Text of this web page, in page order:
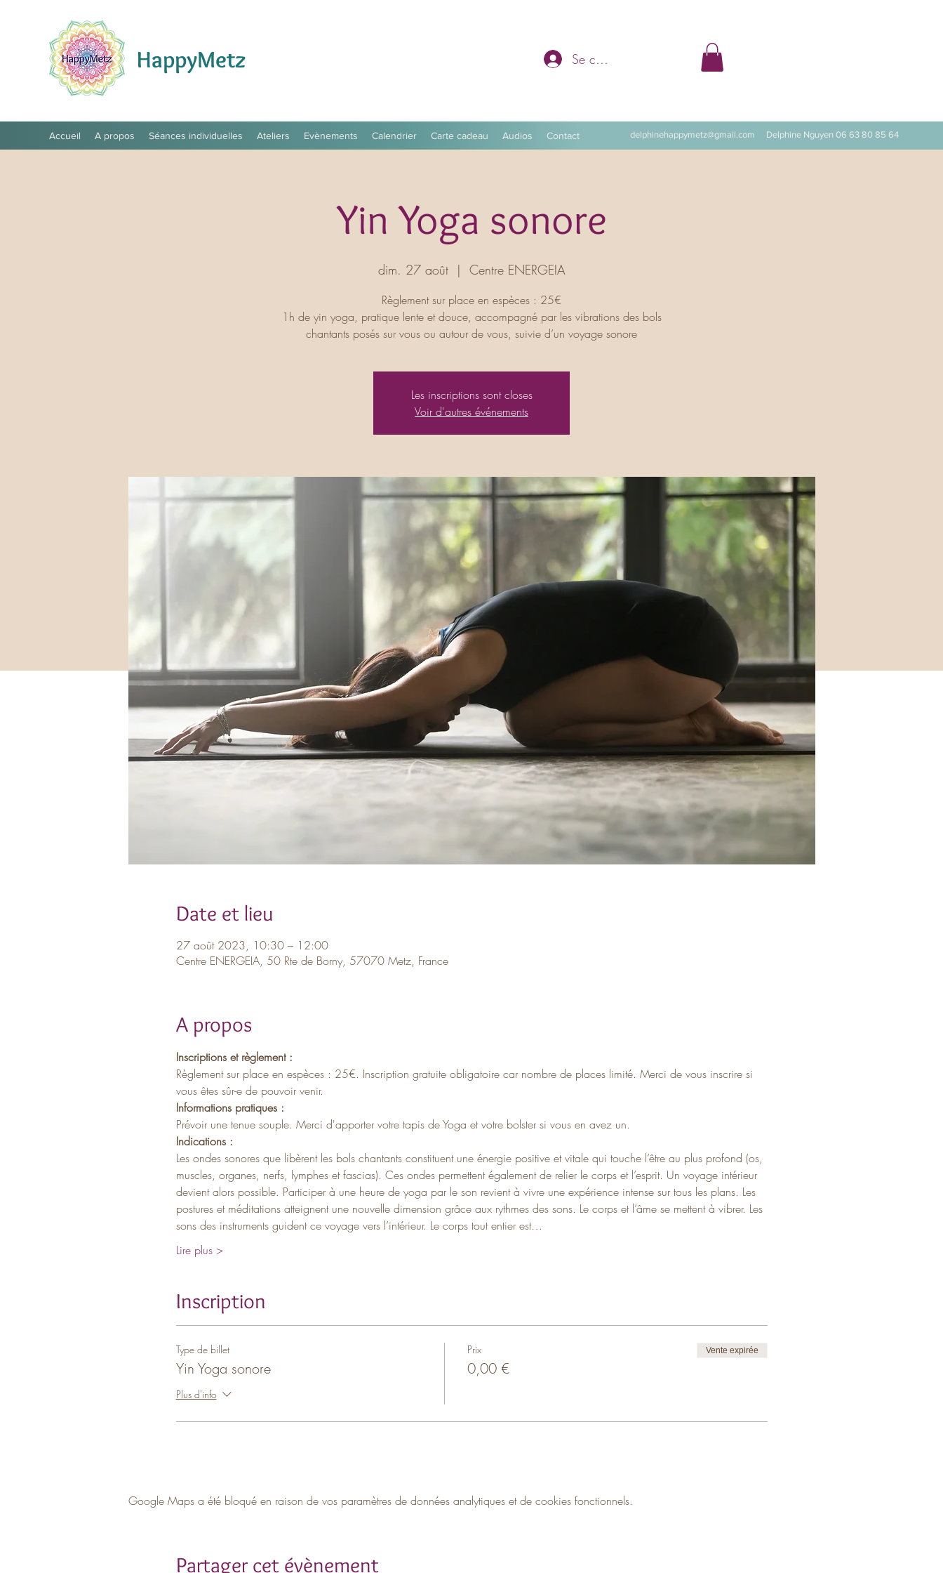
HappyMetz Se connecter
Accueil A propos Séances individuelles Ateliers Evènements Calendrier Carte cadeau Audios Contact delphinehappymetz@gmail.com Delphine Nguyen 06 63 80 85 64
Yin Yoga sonore
dim. 27 août
  |
Centre ENERGEIA
Règlement sur place en espèces : 25€
1h de yin yoga, pratique lente et douce, accompagné par les vibrations des bols
chantants posés sur vous ou autour de vous, suivie d’un voyage sonore
Les inscriptions sont closes
Voir d'autres événements
Date et lieu
27 août 2023, 10:30 – 12:00
Centre ENERGEIA, 50 Rte de Borny, 57070 Metz, France
A propos
Inscriptions et règlement :
Règlement sur place en espèces : 25€. Inscription gratuite obligatoire car nombre de places limité. Merci de vous inscrire si
vous êtes sûr-e de pouvoir venir.
Informations pratiques :
Prévoir une tenue souple. Merci d'apporter votre tapis de Yoga et votre bolster si vous en avez un.
Indications :
Les ondes sonores que libèrent les bols chantants constituent une énergie positive et vitale qui touche l’être au plus profond (os,
muscles, organes, nerfs, lymphes et fascias). Ces ondes permettent également de relier le corps et l’esprit. Un voyage intérieur
devient alors possible. Participer à une heure de yoga par le son revient à vivre une expérience intense sur tous les plans. Les
postures et méditations atteignent une nouvelle dimension grâce aux rythmes des sons. Le corps et l’âme se mettent à vibrer. Les
sons des instruments guident ce voyage vers l’intérieur. Le corps tout entier est…
Lire plus >
Inscription
Type de billet
Yin Yoga sonore
Plus d'info
Prix
0,00 €
Vente expirée
Google Maps a été bloqué en raison de vos paramètres de données analytiques et de cookies fonctionnels.
Partager cet évènement